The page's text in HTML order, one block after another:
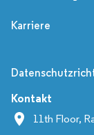
Karriere
Kontakt
11th Floor,